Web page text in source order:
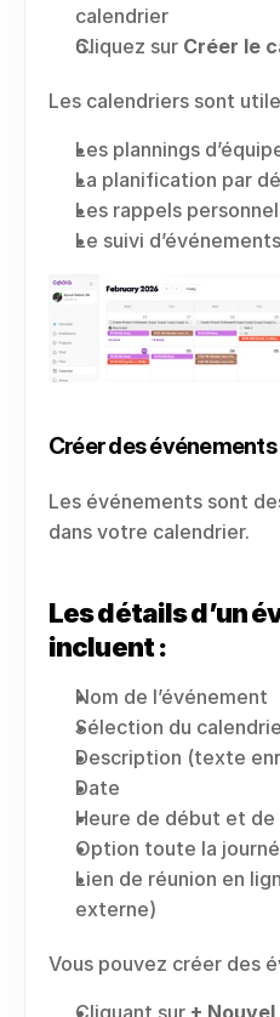
calendrier
Cliquez sur Créer le
Les calendriers sont
Les plannings
La planification par
Les rappels
Le suivi
Créer des événements
Les événements sont
dans votre calendrier.
Les détails d’un
incluent :
Nom de l’événement
Sélection du
Description (texte
Date
Heure de début et de
Option toute la
Lien de réunion en
externe)
Vous pouvez créer des
Cliquant sur +